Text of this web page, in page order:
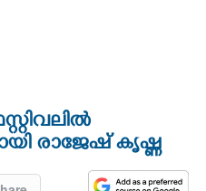
രാജേഷ് കൃഷ്ണ